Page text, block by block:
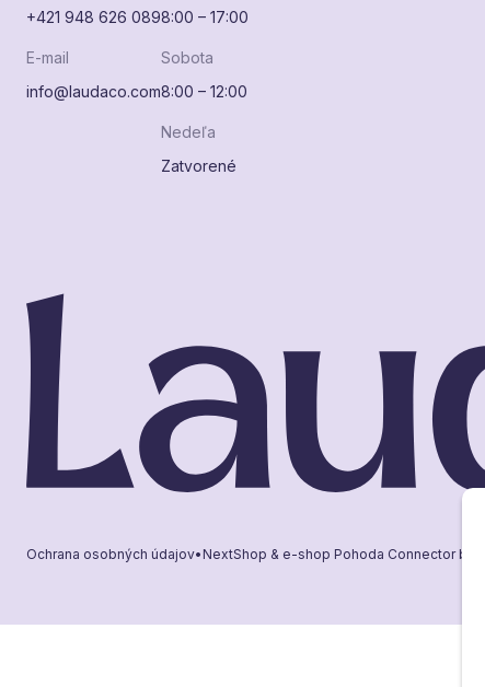
+421 948 626 089
E-mail
info@laudaco.com
8:00 – 17:00
Sobota
8:00 – 12:00
Nedeľa
Zatvorené
Ochrana osobných údajov• NextShop & e-shop Pohoda Connectorby